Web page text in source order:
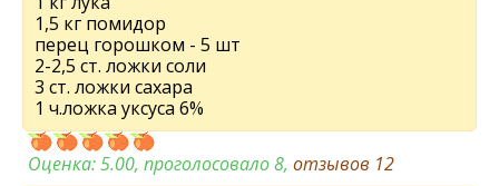
1,5 кг помидор
перец горошком - 5 шт
2-2,5 ст. ложки соли
3 ст. ложки сахара
1 ч.ложка уксуса 6%
Оценка:5.00, проголосовало 8, отзывов 12